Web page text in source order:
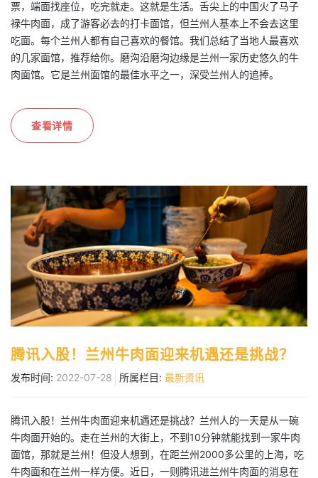
票，端面找座位，吃完就走。这就是生活。舌尖上的中国火了马子
禄牛肉面，成了游客必去的打卡面馆，但兰州人基本上不会去这里
吃面。每个兰州人都有自己喜欢的餐馆。我们总结了当地人最喜欢
的几家面馆，推荐给你。磨沟沿磨沟边缘是兰州一家历史悠久的牛
肉面馆。它是兰州面馆的最佳水平之一，深受兰州人的追捧。
查看详情
腾讯入股！兰州牛肉面迎来机遇还是挑战？
发布时间: 2022-07-28 所属栏目: 最新资讯
腾讯入股！兰州牛肉面迎来机遇还是挑战？兰州人的一天是从一碗
牛肉面开始的。走在兰州的大街上，不到10分钟就能找到一家牛肉
面馆，那就是兰州！但没人想到，在距兰州2000多公里的上海，吃
牛肉面和在兰州一样方便。近日，一则腾讯进兰州牛肉面的消息在